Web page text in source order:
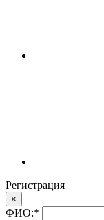
Регистрация
×
ФИО:*